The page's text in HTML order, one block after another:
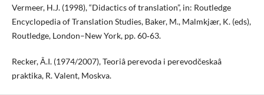
Vermeer, H.J. (1998), “Didactics of translation”, in: Routledge
Encyclopedia of Translation Studies, Baker, M., Malmkjær, K. (eds),
Routledge, London–New York, pp. 60‑63.
Recker, Â.I. (1974/2007), Teoriâ perevoda i perevodčeskaâ
praktika, R. Valent, Moskva.